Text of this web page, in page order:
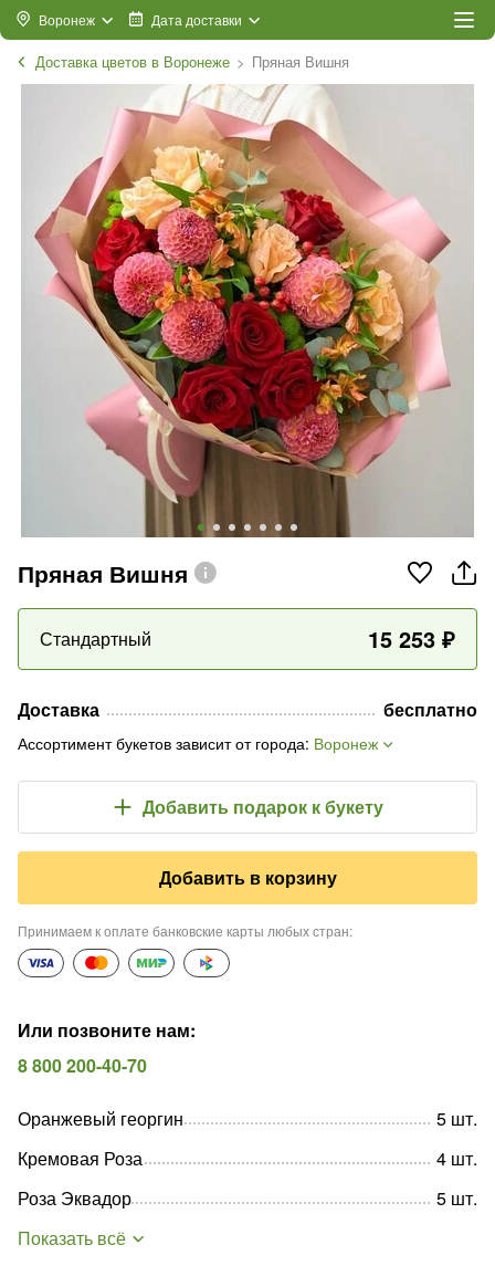
Воронеж Дата доставки
Доставка цветов в Воронеже Пряная Вишня
Пряная Вишня
Стандартный 15 253 ₽
Доставка бесплатно
Ассортимент букетов зависит от города: Воронеж
Добавить подарок к букету
Добавить в корзину
Принимаем к оплате банковские карты любых стран:
Или позвоните нам:
8 800 200-40-70
Оранжевый георгин 5 шт.
Кремовая Роза
4 шт.
Роза Эквадор
5 шт.
Показать всё